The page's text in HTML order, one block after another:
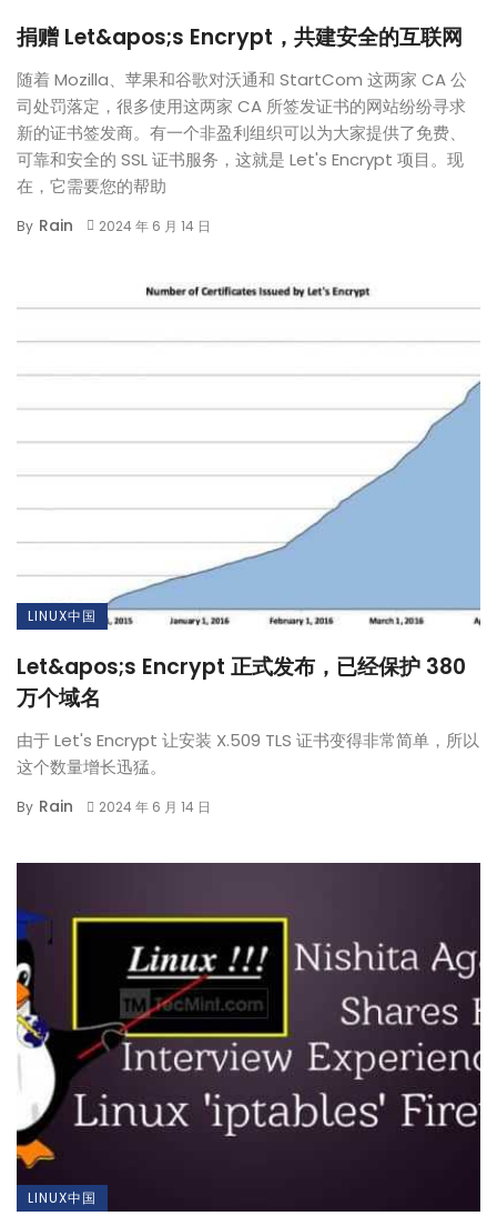
捐赠 Let&apos;s Encrypt，共建安全的互联网
随着 Mozilla、苹果和谷歌对沃通和 StartCom 这两家 CA 公
司处罚落定，很多使用这两家 CA 所签发证书的网站纷纷寻求
新的证书签发商。有一个非盈利组织可以为大家提供了免费、
可靠和安全的 SSL 证书服务，这就是 Let's Encrypt 项目。现
在，它需要您的帮助
By Rain 2024 年 6 月 14 日
LINUX中国
Let&apos;s Encrypt 正式发布，已经保护 380
万个域名
由于 Let's Encrypt 让安装 X.509 TLS 证书变得非常简单，所以
这个数量增长迅猛。
By Rain 2024 年 6 月 14 日
LINUX中国